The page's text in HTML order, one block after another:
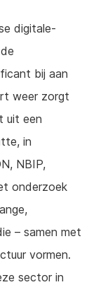
digitale-
bij aan
weer zorgt
uit een
in
NBIP,
onderzoek
– samen met
vormen.
sector in